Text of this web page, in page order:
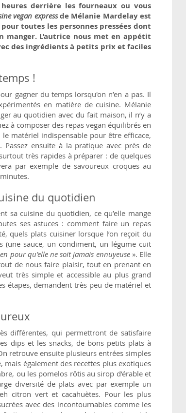
derrière les fourneaux ou vous
vegan expressde Mélanie Mardelay est
toutes les personnes pressées dont
L’autrice nous met en appétit
des ingrédients à petits prix et faciles
!
gagner du temps lorsqu'on n’en a pas. Il
en matière de cuisine. Mélanie
au quotidien avec du fait maison, il n’y a
à composer des repas vegan équilibrés en
matériel indispensable pour être efficace,
ensuite à la pratique avec près de
très rapides à préparer : de quelques
par exemple de savoureux croques au
du quotidien
sa cuisine du quotidien, ce qu’elle mange
ses astuces : comment faire un repas
quels plats cuisiner lorsque l’on reçoit du
sauce, un condiment, un légume cuit
pour qu’elle ne soit jamais ennuyeuse». Elle
de nous faire plaisir, tout en prenant en
très simple et accessible au plus grand
étapes, demandent très peu de matériel et
différentes, qui permettront de satisfaire
dips et les snacks, de bons petits plats à
retrouve ensuite plusieurs entrées simples
également des recettes plus exotiques
ou les pomelos rôtis au sirop d’érable et
diversité de plats avec par exemple un
citron vert et cacahuètes. Pour les plus
avec des incontournables comme les